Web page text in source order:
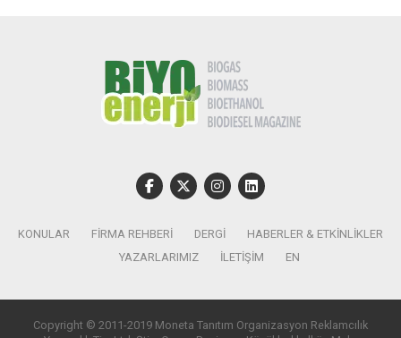
KONULAR FIRMA REHBERI DERGI
HABERLER & ETKINLIKLER
YAZARLARIMIZ
İLETIŞIM EN
Copyright © 2011-2019 Moneta Tanıtım Organizasyon Reklamcılık